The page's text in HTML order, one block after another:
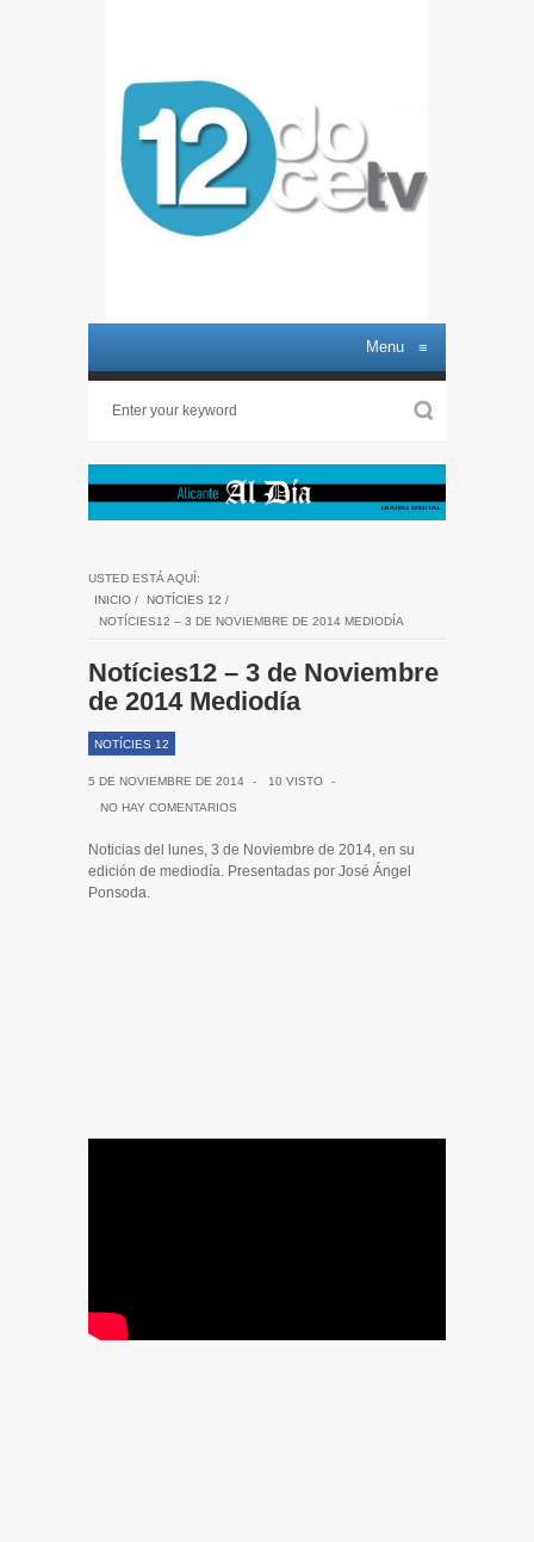
Menu ≡
USTED ESTÁ AQUÍ:
INICIO / NOTÍCIES 12 /
NOTÍCIES12 – 3 DE NOVIEMBRE DE 2014 MEDIODÍA
Notícies12 – 3 de Noviembre
de 2014 Mediodía
NOTÍCIES 12
5 DE NOVIEMBRE DE 2014 - 10 VISTO
-
NO HAY COMENTARIOS
Noticias del lunes, 3 de Noviembre de 2014, en su
edición de mediodía. Presentadas por José Ángel
Ponsoda.